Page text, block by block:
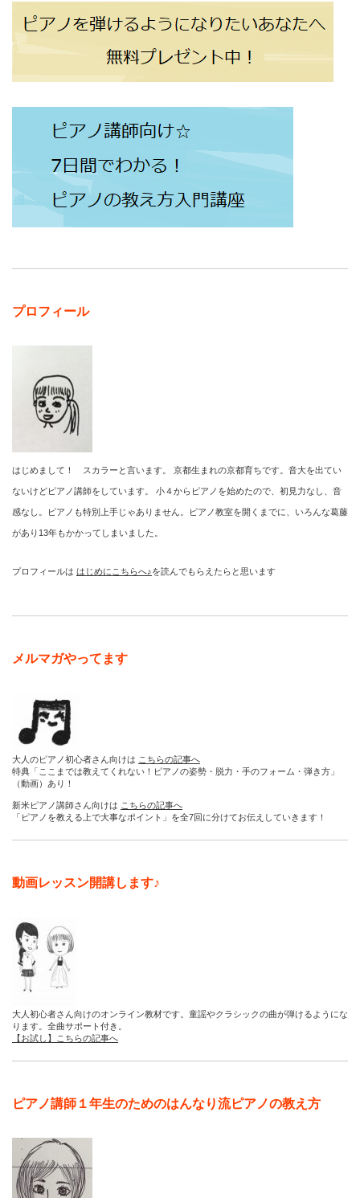
プロフィール
はじめまして！ スカラーと言います。 京都生まれの京都育ちです。音大を出てい
ないけどピアノ講師をしています。 小４からピアノを始めたので、初見力なし、音
感なし。ピアノも特別上手じゃありません。ピアノ教室を開くまでに、いろんな葛藤
があり13年もかかってしまいました。
プロフィールは はじめにこちらへ♪を読んでもらえたらと思います
メルマガやってます
大人のピアノ初心者さん向けは こちらの記事へ
特典「ここまでは教えてくれない！ピアノの姿勢・脱力・手のフォーム・弾き方」
（動画）あり！
新米ピアノ講師さん向けは こちらの記事へ
「ピアノを教える上で大事なポイント」を全7回に分けてお伝えしていきます！
動画レッスン開講します♪
大人初心者さん向けのオンライン教材です。童謡やクラシックの曲が弾けるようにな
ります。全曲サポート付き。
【お試し】こちらの記事へ
ピアノ講師１年生のためのはんなり流ピアノの教え方